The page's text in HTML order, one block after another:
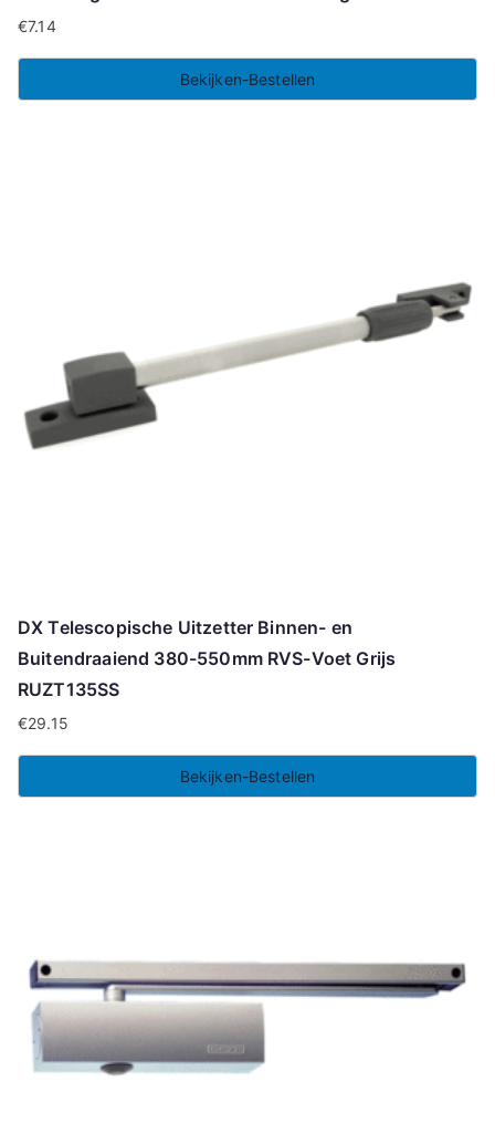
€7.14
Bekijken-Bestellen
DX Telescopische Uitzetter Binnen- en
Buitendraaiend 380-550mm RVS-Voet Grijs
RUZT135SS
€29.15
Bekijken-Bestellen